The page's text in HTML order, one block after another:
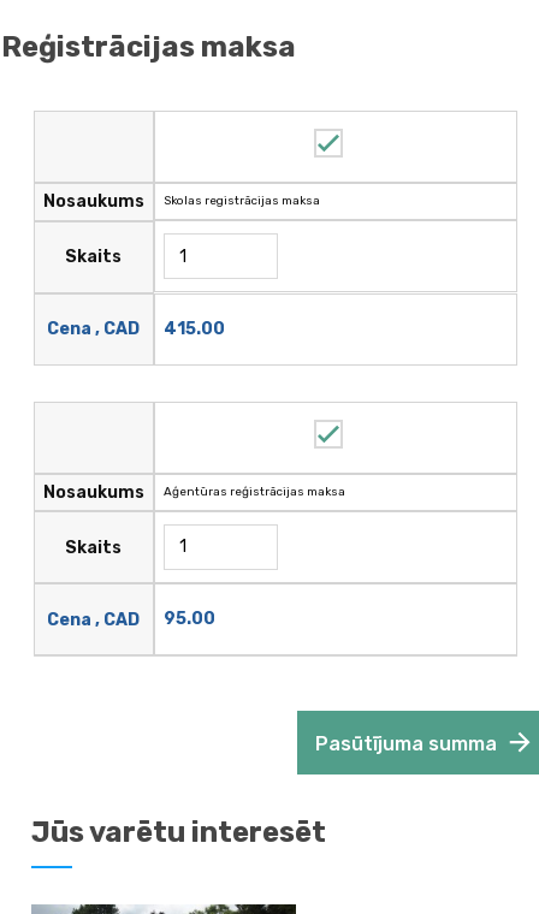
Reģistrācijas maksa
Nosaukums
Skaits
Cena , CAD
Skolas registrācijas maksa
415.00
Nosaukums
Skaits
Cena , CAD
Aģentūras reģistrācijas maksa
95.00
Pasūtījuma summa
Jūs varētu interesēt